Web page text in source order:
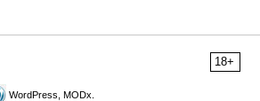
18+
WordPress, MODx.